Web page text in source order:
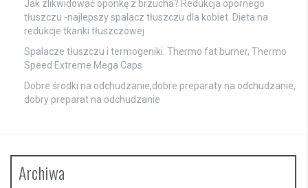
Jak zlikwidować oponkę z brzucha? Redukcja opornego
tłuszczu -najlepszy spalacz tłuszczu dla kobiet. Dieta na
redukcje tkanki tłuszczowej
Spalacze tłuszczu i termogeniki. Thermo fat burner, Thermo
Speed Extreme Mega Caps
Dobre środki na odchudzanie,dobre preparaty na odchudzanie,
dobry preparat na odchudzanie
Archiwa